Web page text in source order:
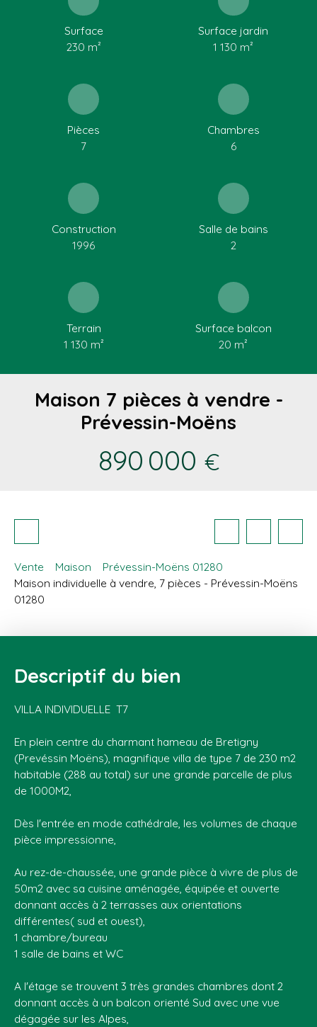
Surface
230 m²
Surface jardin
1 130 m²
Pièces
7
Chambres
6
Construction
1996
Salle de bains
2
Terrain
1 130 m²
Surface balcon
20 m²
Maison 7 pièces à vendre -
Prévessin-Moëns
890 000 €
Vente Maison
Prévessin-Moëns 01280
Maison individuelle à vendre, 7 pièces - Prévessin-Moëns
01280
Descriptif du bien
VILLA INDIVIDUELLE T7
En plein centre du charmant hameau de Bretigny
(Prevéssin Moëns), magnifique villa de type 7 de 230 m2
habitable (288 au total) sur une grande parcelle de plus
de 1000M2,
Dès l'entrée en mode cathédrale, les volumes de chaque
pièce impressionne,
Au rez-de-chaussée, une grande pièce à vivre de plus de
50m2 avec sa cuisine aménagée, équipée et ouverte
donnant accès à 2 terrasses aux orientations
différentes( sud et ouest),
1 chambre/bureau
1 salle de bains et WC
A l'étage se trouvent 3 très grandes chambres dont 2
donnant accès à un balcon orienté Sud avec une vue
dégagée sur les Alpes,